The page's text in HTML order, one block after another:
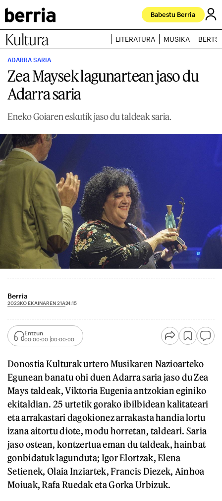
Babestu Berria
Kultura LITERATURA MUSIKA
ADARRA SARIA
Zea Maysek lagunartean jaso du
Adarra saria
Eneko Goiaren eskutik jaso du taldeak saria.
Berria
2023KO EKAINAREN 21A21:15
Entzun
00:00:00 00:00:00
Donostia Kulturak urtero Musikaren Nazioarteko
Egunean banatu ohi duen Adarra saria jaso du Zea
Mays taldeak, Viktoria Eugenia antzokian eginiko
ekitaldian. 25 urtetik gorako ibilbidean kalitateari
eta arrakastari dagokionez arrakasta handia lortu
izana aitortu diote, modu horretan, taldeari. Saria
jaso ostean, kontzertua eman du taldeak, hainbat
gonbidatuk lagunduta; Igor Elortzak, Elena
Setienek, Olaia Inziartek, Francis Diezek, Ainhoa
Moiuak, Rafa Ruedak eta Gorka Urbizuk.